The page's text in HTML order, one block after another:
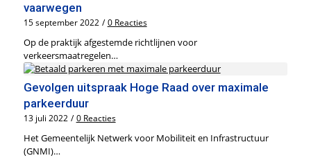
vaarwegen
15 september 2022 / 0 Reacties
Op de praktijk afgestemde richtlijnen voor
verkeersmaatregelen…
Gevolgen uitspraak Hoge Raad over maximale
parkeerduur
13 juli 2022 / 0 Reacties
Het Gemeentelijk Netwerk voor Mobiliteit en Infrastructuur
(GNMI)…